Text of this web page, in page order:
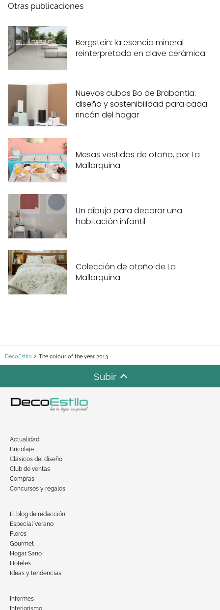
Otras publicaciones
Bergstein: la esencia mineral
reinterpretada en clave cerámica
Nuevos cubos Bo de Brabantia:
diseño y sostenibilidad para cada
rincón del hogar
Mesas vestidas de otoño, por La
Mallorquina
Un dibujo para decorar una
habitación infantil
Colección de otoño de La
Mallorquina
DecoEstilo The colour of the year 2013
Subir
Actualidad
Bricolaje
Clásicos del diseño
Club de ventas
Compras
Concursos y regalos
El blog de redacción
Especial Verano
Flores
Gourmet
Hogar Sano
Hoteles
Ideas y tendencias
Informes
Interiorismo